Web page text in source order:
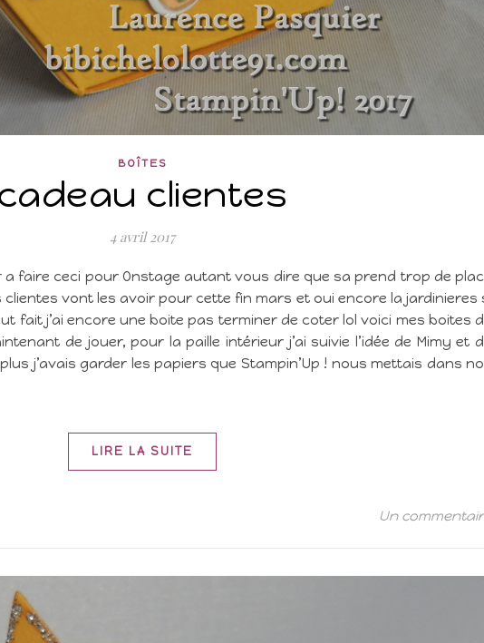
BOÎTES
clientes
4 avril 2017
a faire ceci pour Onstage autant vous dire que sa prend trop de
clientes vont les avoir pour cette fin mars et oui encore la jardinieres
fait j’ai encore une boite pas terminer de coter lol voici mes boites
de jouer, pour la paille intérieur j’ai suivie l’idée de Mimy et
j’avais garder les papiers que Stampin’Up ! nous mettais dans
LIRE LA SUITE
Un